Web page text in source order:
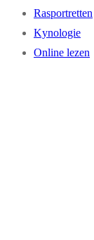
Rasportretten
Kynologie
Online lezen